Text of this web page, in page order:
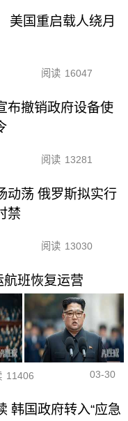
国重启载人绕月
阅读 16047
布撤销政府设备使
阅读 13281
动荡 俄罗斯拟实行
禁
阅读 13030
航班恢复运营
11406 03-30
韩国政府转入“应急